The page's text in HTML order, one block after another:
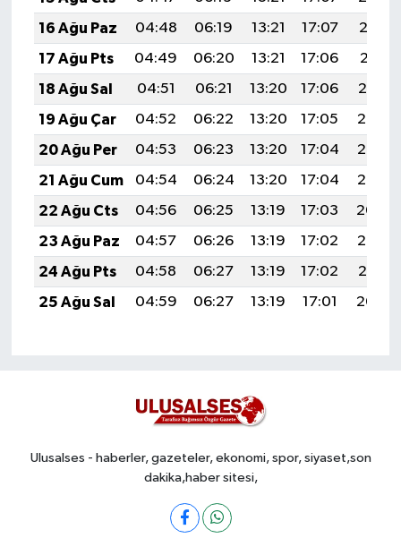
16 Ağu Paz
04:48 06:19 13:21 17:07
20:12
17 Ağu Pts
04:49 06:20 13:21 17:06
20:11
18 Ağu Sal
04:51 06:21 13:20 17:06
20:10
19 Ağu Çar
04:52 06:22 13:20 17:05
20:08
20 Ağu Per
04:53 06:23 13:20 17:04
20:07
21 Ağu Cum
04:54 06:24 13:20 17:04
20:06
22 Ağu Cts
04:56 06:25 13:19 17:03
20:04
23 Ağu Paz
04:57 06:26 13:19 17:02
20:03
24 Ağu Pts
04:58 06:27 13:19 17:02
20:01
25 Ağu Sal
04:59 06:27 13:19 17:01 20:00
Ulusalses - haberler, gazeteler, ekonomi, spor, siyaset,son
dakika,haber sitesi,